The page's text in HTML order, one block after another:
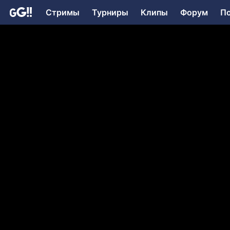
Стримы Турниры Клипы Форум